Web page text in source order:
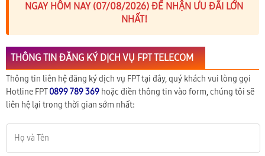
NGAY HÔM NAY (07/08/2026) ĐỂ NHẬN ƯU ĐÃI LỚN
NHẤT!
THÔNG TIN ĐĂNG KÝ DỊCH VỤ FPT TELECOM
Thông tin liên hệ đăng ký dịch vụ FPT tại đây, quý khách vui lòng gọi
Hotline FPT0899 789 369 hoặc điền thông tin vào form, chúng tôi sẽ
liên hệ lại trong thời gian sớm nhất: